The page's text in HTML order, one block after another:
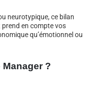
neurotypique, ce bilan
en compte vos
qu’émotionnel ou
?